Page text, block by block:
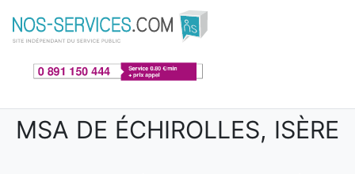
Aller au contenu principal
MSA DE ÉCHIROLLES, ISÈRE